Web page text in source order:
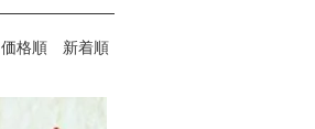
価格順 新着順